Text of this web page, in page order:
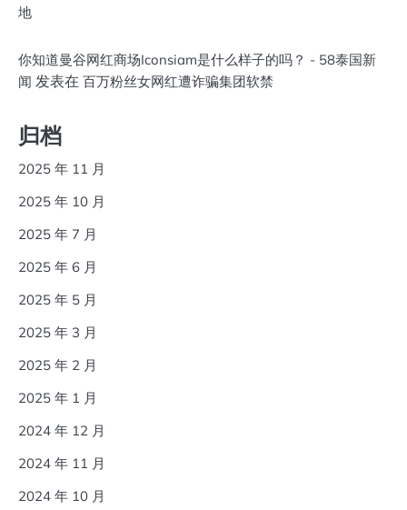
地
你知道曼谷网红商场Iconsiam是什么样子的吗？ - 58泰国新
闻 发表在 百万粉丝女网红遭诈骗集团软禁
归档
2025 年 11 月
2025 年 10 月
2025 年 7 月
2025 年 6 月
2025 年 5 月
2025 年 3 月
2025 年 2 月
2025 年 1 月
2024 年 12 月
2024 年 11 月
2024 年 10 月